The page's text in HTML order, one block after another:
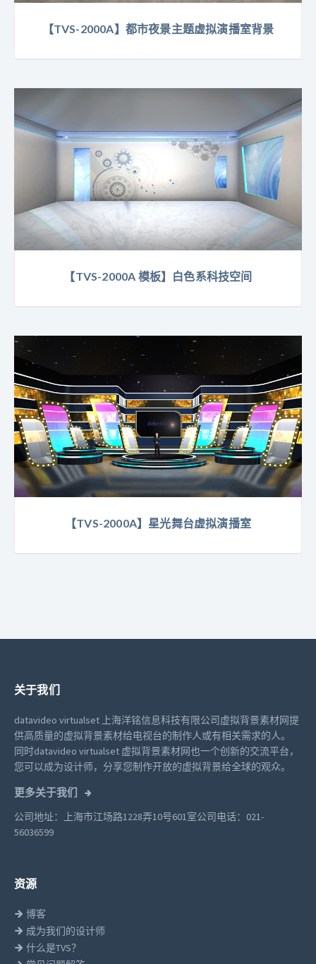
【TVS-2000A】都市夜景主题虚拟演播室背景
【TVS-2000A 模板】白色系科技空间
【TVS-2000A】星光舞台虚拟演播室
关于我们
datavideo virtualset 上海洋铭信息科技有限公司虚拟背景素材网提
供高质量的虚拟背景素材给电视台的制作人或有相关需求的人。
同时datavideo virtualset 虚拟背景素材网也一个创新的交流平台，
您可以成为设计师，分享您制作开放的虚拟背景给全球的观众。
更多关于我们
公司地址：上海市江场路1228弄10号601室公司电话：021-
56036599
资源
博客
成为我们的设计师
什么是TVS？